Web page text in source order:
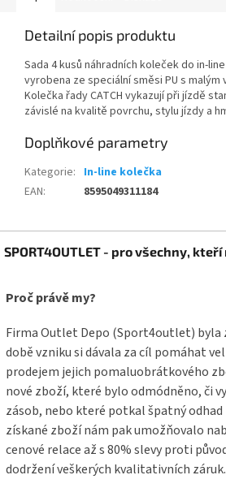
Detailní popis produktu
Sada 4 kusů náhradních koleček do in-
vyrobena ze speciální směsi PU s malým
Kolečka řady CATCH vykazují při jízdě
závislé na kvalitě povrchu, stylu jízdy a
Doplňkové parametry
Kategorie: In-line kolečka
EAN: 8595049311184
á
a
SPORT4OUTLET - pro všechny,
Proč právě my?
Firma Outlet Depo (Sport4outlet) byla
době vzniku si dávala za cíl pomáhat
prodejem jejich pomaluobrátkového
nové zboží, které bylo odmódněno, či
zásob, nebo které potkal špatný
získané zboží nám pak umožňovalo
cenové relace až s 80% slevy proti
dodržení veškerých kvalitativních záruk.